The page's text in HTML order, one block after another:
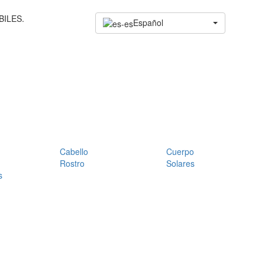
Español
Cabello
Cuerpo
Rostro
Solares